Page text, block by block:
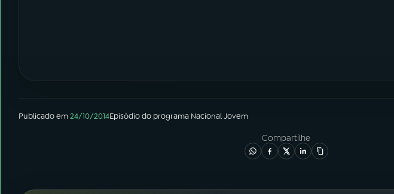
Publicado em24/10/2014Episódiodo programa Nacional Jovem
Compartilhe